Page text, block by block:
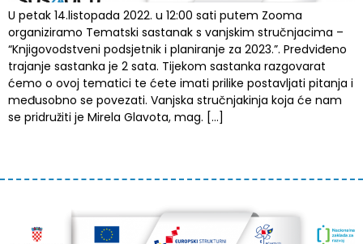
U petak 14.listopada 2022. u 12:00 sati putem Zooma
organiziramo Tematski sastanak s vanjskim stručnjacima –
“Knjigovodstveni podsjetnik i planiranje za 2023.”. Predviđeno
trajanje sastanka je 2 sata. Tijekom sastanka razgovarat
ćemo o ovoj tematici te ćete imati prilike postavljati pitanja i
međusobno se povezati. Vanjska stručnjakinja koja će nam
se pridružiti je Mirela Glavota, mag. […]